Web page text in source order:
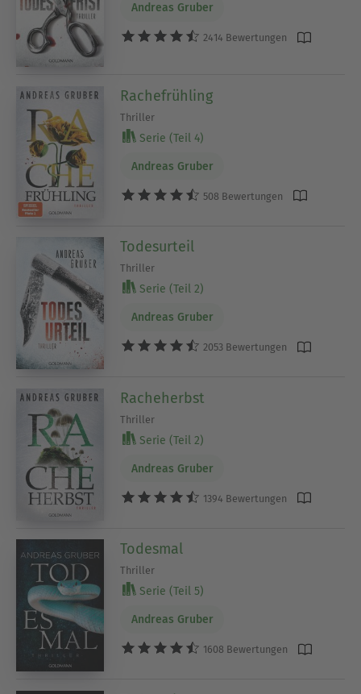
Andreas Gruber
2414 Bewertungen
Rachefrühling
Thriller
Serie (Teil 4)
Andreas Gruber
508 Bewertungen
Todesurteil
Thriller
Serie (Teil 2)
Andreas Gruber
2053 Bewertungen
Racheherbst
Thriller
Serie (Teil 2)
Andreas Gruber
1394 Bewertungen
Todesmal
Thriller
Serie (Teil 5)
Andreas Gruber
1608 Bewertungen